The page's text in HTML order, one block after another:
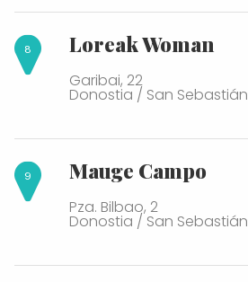
Loreak Woman
Garibai, 22
Donostia / San Sebastián
Mauge Campo
Pza. Bilbao, 2
Donostia / San Sebastián